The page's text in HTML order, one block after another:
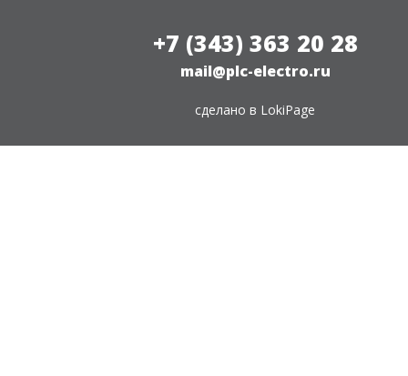
+7 (343) 363 20 28
mail@plc-electro.ru
сделано в LokiPage